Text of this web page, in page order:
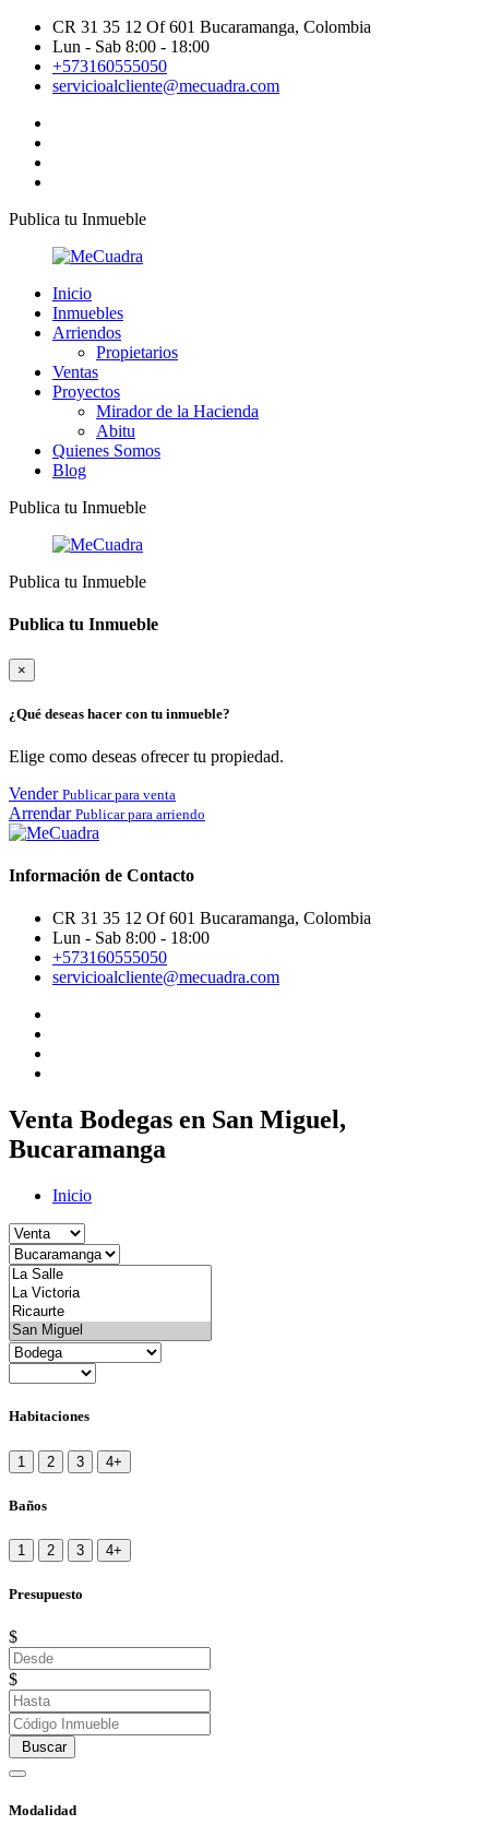
CR 31 35 12 Of 601 Bucaramanga, Colombia
Lun - Sab 8:00 - 18:00
+573160555050
servicioalcliente@mecuadra.com
Publica tu Inmueble
Inicio
Inmuebles
Arriendos
Propietarios
Ventas
Proyectos
Mirador de la Hacienda
Abitu
Quienes Somos
Blog
Publica tu Inmueble
Publica tu Inmueble
Publica tu Inmueble
×
¿Qué deseas hacer con tu inmueble?
Elige como deseas ofrecer tu propiedad.
Vender Publicar para venta
Arrendar Publicar para arriendo
Información de Contacto
CR 31 35 12 Of 601 Bucaramanga, Colombia
Lun - Sab 8:00 - 18:00
+573160555050
servicioalcliente@mecuadra.com
Venta Bodegas en San Miguel,
Bucaramanga
Inicio
Habitaciones
1 2 3 4+
Baños
1 2 3 4+
Presupuesto
$
$
Buscar
Modalidad